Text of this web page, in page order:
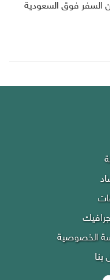
السفر فوق السعودية
الخصوصية
بنا